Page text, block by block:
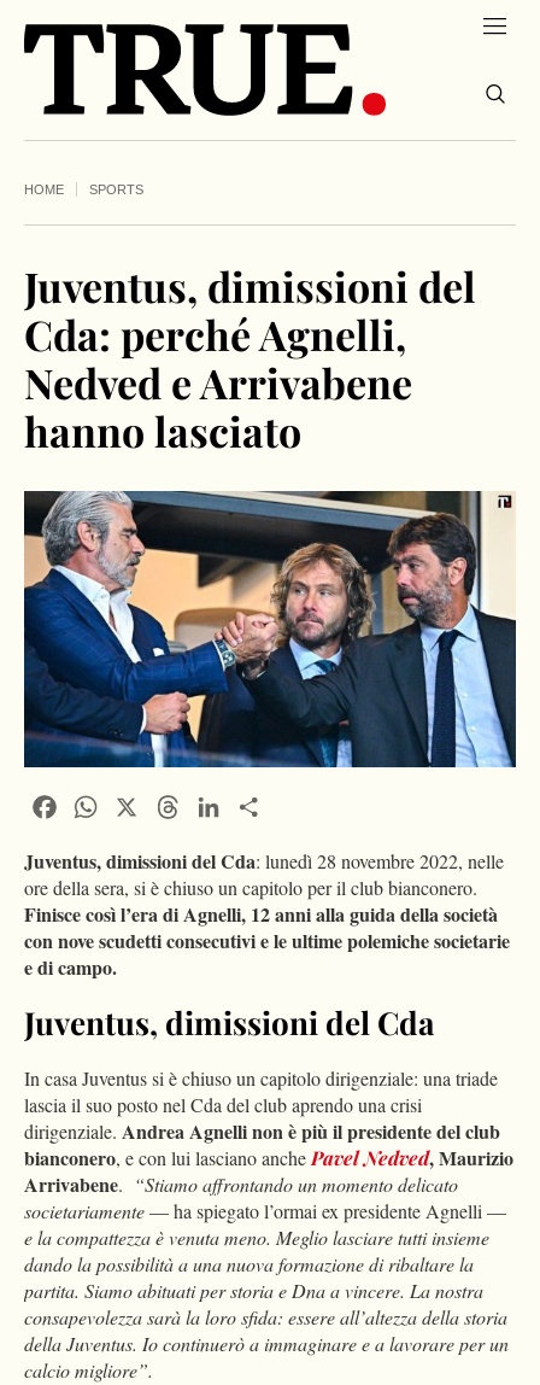
HOME SPORTS
Juventus, dimissioni del
Cda: perché Agnelli,
Nedved e Arrivabene
hanno lasciato
FacebookWhatsApp ThreadsLinkedIn
Juventus, dimissioni del Cda: lunedì 28 novembre 2022, nelle
ore della sera, si è chiuso un capitolo per il club bianconero.
Finisce così l’era di Agnelli, 12 anni alla guida della società
con nove scudetti consecutivi e le ultime polemiche societarie
e di campo.
Juventus, dimissioni del Cda
In casa Juventus si è chiuso un capitolo dirigenziale: una triade
lascia il suo posto nel Cda del club aprendo una crisi
dirigenziale. Andrea Agnelli non è più il presidente del club
bianconero, e con lui lasciano anchePavel Nedved, Maurizio
Arrivabene. “Stiamo affrontando un momento delicato
societariamente— ha spiegato l’ormai ex presidente Agnelli —
e la compattezza è venuta meno. Meglio lasciare tutti insieme
dando la possibilità a una nuova formazione di ribaltare la
partita. Siamo abituati per storia e Dna a vincere. La nostra
consapevolezza sarà la loro sfida: essere all’altezza della storia
della Juventus. Io continuerò a immaginare e a lavorare per un
calcio migliore”.